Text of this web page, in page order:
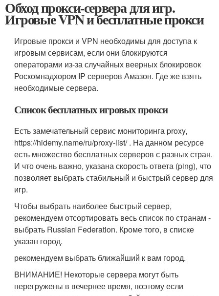
Обход прокси-сервера для игр.
Игровые VPN и бесплатные прокси
Игровые прокси и VPN необходимы для доступа к
игровым сервисам, если они блокируются
операторами из-за случайных веерных блокировок
Роскомнадхором IP серверов Амазон. Где же взять
необходимые сервера.
Список бесплатных игровых прокси
Есть замечательный сервис мониторинга proxy,
https://hidemy.name/ru/proxy-list/ . На данном ресурсе
есть множество бесплатных серверов с разных стран.
И что очень важно, указана скорость ответа (ping), что
позволяет выбрать стабильный и быстрый сервер для
игр.
Чтобы выбрать наиболее быстрый сервер,
рекомендуем отсортировать весь список по странам -
выбрать Russian Federation. Кроме того, в списке
указан город.
рекомендуем выбрать ближайший к вам город.
ВНИМАНИЕ! Некоторые сервера могут быть
перегружены в вечернее время, поэтому если